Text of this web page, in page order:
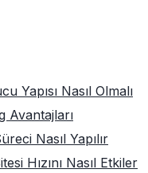
Yapısı Nasıl Olmalı
Avantajları
Nasıl Yapılır
Hızını Nasıl Etkiler